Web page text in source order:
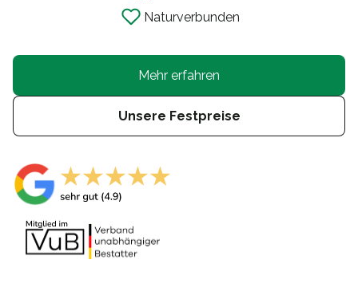
Naturverbunden
Mehr erfahren
Unsere Festpreise